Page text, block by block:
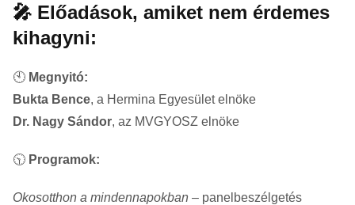
🎤 Előadások, amiket nem érdemes
kihagyni:
🕙 Megnyitó:
Bukta Bence, a Hermina Egyesület elnöke
Dr. Nagy Sándor, az MVGYOSZ elnöke
🕥 Programok:
Okosotthon a mindennapokban – panelbeszélgetés